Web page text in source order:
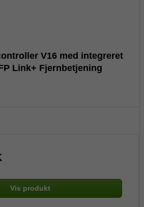
V16 med integreret
Link+ Fjernbetjening
Vis produkt